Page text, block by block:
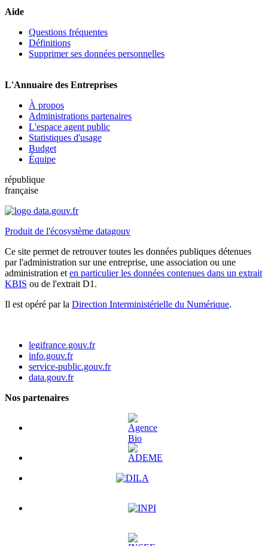
Aide
Questions fréquentes
Définitions
Supprimer ses données personnelles
L'Annuaire des Entreprises
À propos
Administrations partenaires
L'espace agent public
Statistiques d'usage
Budget
Équipe
république
française
Produit de l'écosystème datagouv
Ce site permet de retrouver toutes les données publiques détenues
par l'administration sur une entreprise, une association ou une
administration et en particulier les données contenues dans un extrait
KBIS ou de l'extrait D1.
Il est opéré par la Direction Interministérielle du Numérique.
legifrance.gouv.fr
info.gouv.fr
service-public.gouv.fr
data.gouv.fr
Nos partenaires